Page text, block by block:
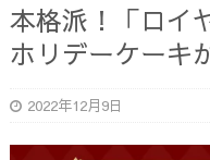
本格派！「ロイ
ホリデーケーキ
2022年12月9日